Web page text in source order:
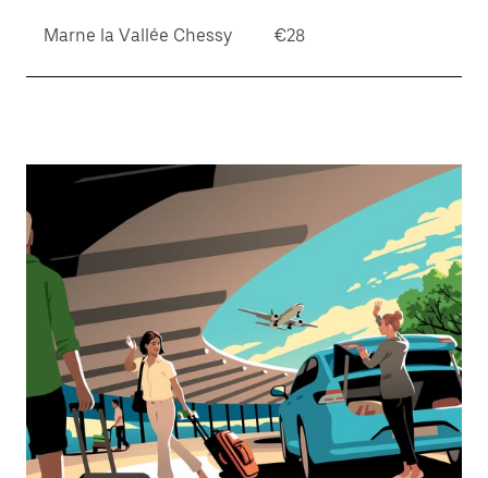
Marne la Vallée Chessy €28